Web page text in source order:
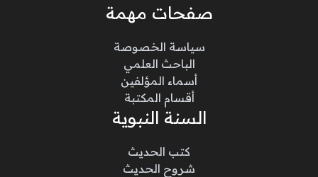
صفحات مهمة
سياسة الخصوصة
الباحث العلمي
أسماء المؤلفين
أقسام المكتبة
السنة النبوية
كتب الحديث
شروح الحديث